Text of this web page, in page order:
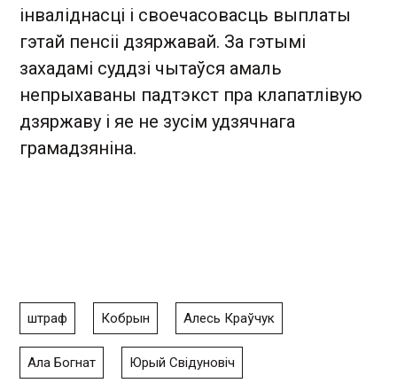
інваліднасці і своечасовасць выплаты
гэтай пенсіі дзяржавай. За гэтымі
захадамі суддзі чытаўся амаль
непрыхаваны падтэкст пра клапатлівую
дзяржаву і яе не зусім удзячнага
грамадзяніна.
штраф Кобрын Алесь Краўчук
Ала Богнат Юрый Свідуновіч